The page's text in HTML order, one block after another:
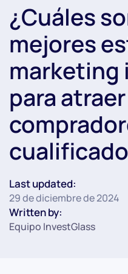
¿Cuáles
mejores
marketing
para
Last updated:
29 de diciembre de 2024
Written by:
Equipo InvestGlass